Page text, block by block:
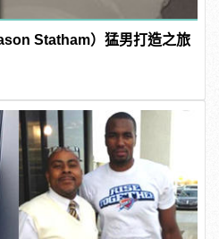
Statham）猛男打造之旅